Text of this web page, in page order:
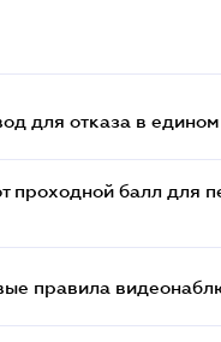
для отказа в едином
проходной балл для
правила